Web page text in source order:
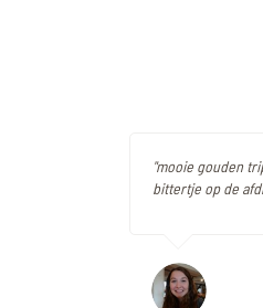
"mooie gouden
bittertje op de